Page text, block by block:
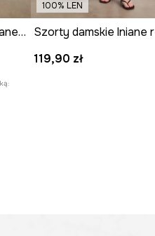
nadaje szortom uniwersalny
Szorty damskie bawełniane high waist
100% LEN
119,90 zł